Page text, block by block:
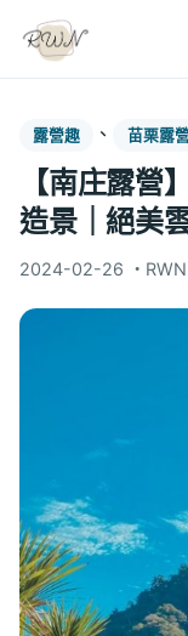
露營趣 、 苗栗露
【南庄露營
造景｜絕美
2024-02-26 ・